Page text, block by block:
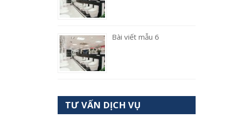
Bài viết mẫu 6
TƯ VẤN DỊCH VỤ